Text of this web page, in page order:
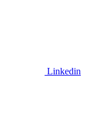
Linkedin